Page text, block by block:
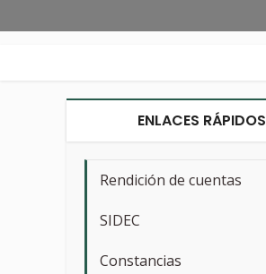
ENLACES RÁPIDOS
Rendición de cuentas
SIDEC
Constancias